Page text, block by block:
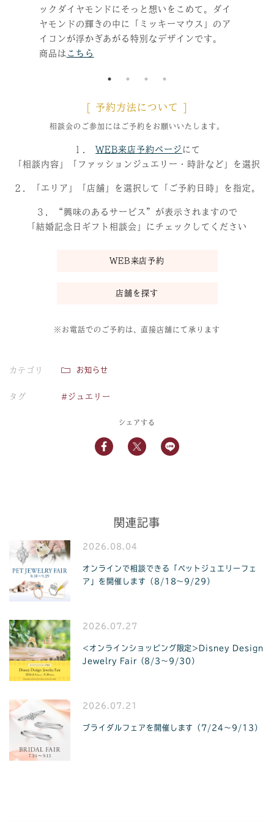
ックダイヤモンドにそっと想いをこめて。ダイ
ヤモンドの輝きの中に「ミッキーマウス」のア
イコンが浮かぎあがる特別なデザインです。
商品は こちら
[ 予約方法について ]
相談会のご参加にはご予約をお願いいたします。
１．WEB来店予約ページ にて
「相談内容」「ファッションジュエリー・時計など」を選択
２．「エリア」「店舗」を選択して「ご予約日時」を指定。
３．“興味のあるサービス”が表示されますので
「結婚記念日ギフト相談会」にチェックしてください
WEB来店予約
店舗を探す
※お電話でのご予約は、直接店舗にて承ります
カテゴリ お知らせ
タグ #ジュエリー
シェアする
関連記事
2026.08.04
オンラインで相談できる「ペットジュエリーフェ
ア」を開催します（8/18〜9/29）
2026.07.27
<オンラインショッピング限定>Disney Design
Jewelry Fair（8/3〜9/30）
2026.07.21
ブライダルフェアを開催します（7/24〜9/13）